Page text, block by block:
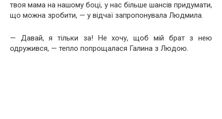
твоя мама на нашому боці, у нас більше шансів придумати,
що можна зробити, — у відчаї запропонувала Людмила.
— Давай, я тільки за! Не хочу, щоб мій брат з нею
одружився, — тепло попрощалася Галина з Людою.